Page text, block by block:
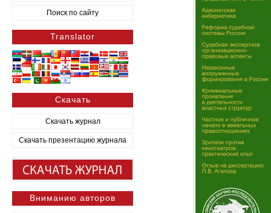
Поиск по сайту
Translator
Скачать
Скачать журнал
Скачать презентацию журнала
Вниманию авторов